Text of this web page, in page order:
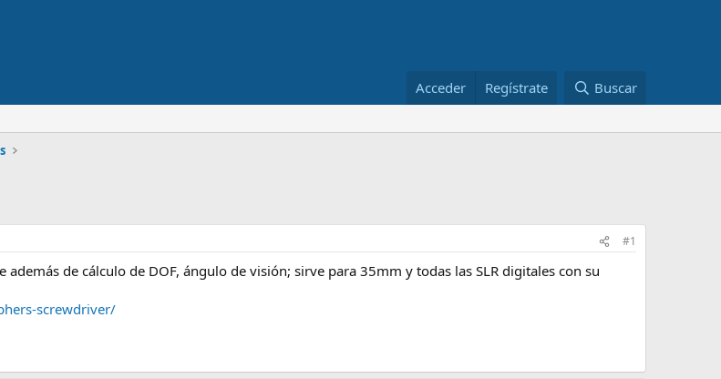
Acceder Regístrate Buscar
#1
además de cálculo de DOF, ángulo de visión; sirve para 35mm y todas las SLR digitales con su
screwdriver/